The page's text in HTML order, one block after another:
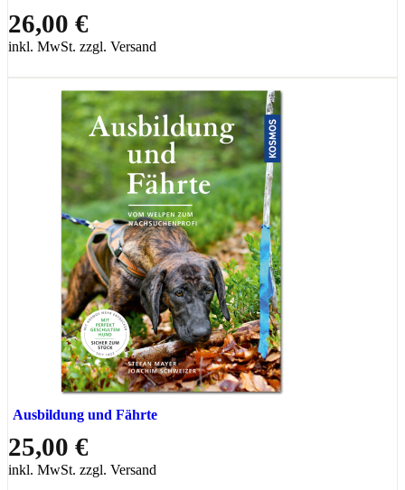
26,00 €
inkl. MwSt. zzgl. Versand
Ausbildung und Fährte
25,00 €
inkl. MwSt. zzgl. Versand